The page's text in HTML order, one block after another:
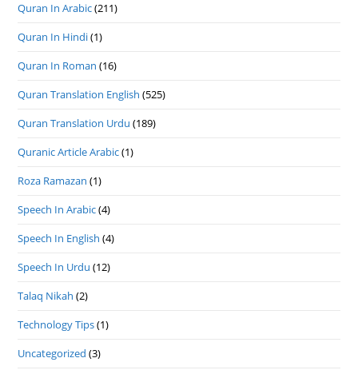
Quran In Arabic(211)
Quran In Hindi(1)
Quran In Roman (16)
Quran Translation English (525)
Quran Translation Urdu (189)
Quranic Article Arabic(1)
Roza Ramazan (1)
Speech In Arabic(4)
Speech In English (4)
Speech In Urdu (12)
Talaq Nikah (2)
Technology Tips(1)
Uncategorized (3)